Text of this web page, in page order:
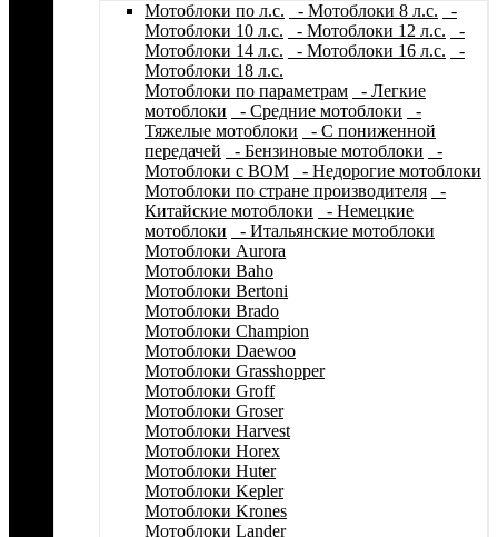
Мотоблоки по л.с.
- Мотоблоки 8 л.с.
-
Мотоблоки 10 л.с.
- Мотоблоки 12 л.с.
-
Мотоблоки 14 л.с.
- Мотоблоки 16 л.с.
-
Мотоблоки 18 л.с.
Мотоблоки по параметрам
- Легкие
мотоблоки
- Средние мотоблоки
-
Тяжелые мотоблоки
- С пониженной
передачей
- Бензиновые мотоблоки
-
Мотоблоки с ВОМ
- Недорогие мотоблоки
Мотоблоки по стране производителя
-
Китайские мотоблоки
- Немецкие
мотоблоки
- Итальянские мотоблоки
Мотоблоки Aurora
Мотоблоки Baho
Мотоблоки Bertoni
Мотоблоки Brado
Мотоблоки Champion
Мотоблоки Daewoo
Мотоблоки Grasshopper
Мотоблоки Groff
Мотоблоки Groser
Мотоблоки Harvest
Мотоблоки Horex
Мотоблоки Huter
Мотоблоки Kepler
Мотоблоки Krones
Мотоблоки Lander